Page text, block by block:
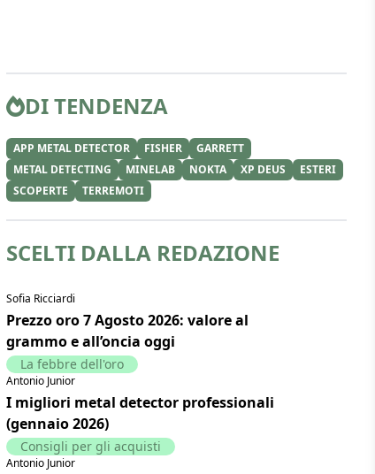
DI TENDENZA
APP METAL DETECTOR FISHER
GARRETT
METAL DETECTING
MINELAB NOKTA XP DEUS
ESTERI
SCOPERTE
TERREMOTI
SCELTI DALLA REDAZIONE
Sofia Ricciardi
Prezzo oro 7 Agosto 2026: valore al
grammo e all’oncia oggi
La febbre dell'oro
Antonio Junior
I migliori metal detector professionali
(gennaio 2026)
Consigli per gli acquisti
Antonio Junior